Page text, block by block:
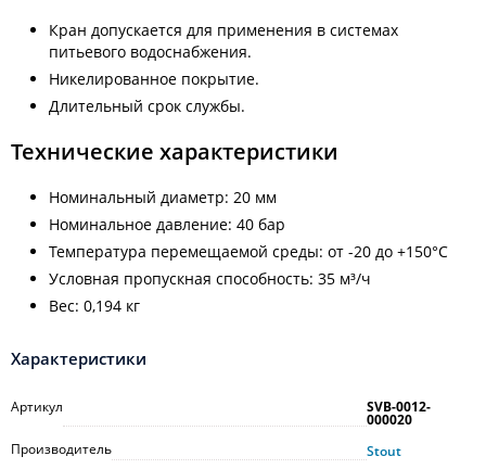
Кран допускается для применения в системах
питьевого водоснабжения.
Никелированное покрытие.
Длительный срок службы.
Технические характеристики
Номинальный диаметр: 20 мм
Номинальное давление: 40 бар
Температура перемещаемой среды: от -20 до +150°C
Условная пропускная способность: 35 м³/ч
Вес: 0,194 кг
Характеристики
Артикул SVB-0012-
000020
Производитель
Stout